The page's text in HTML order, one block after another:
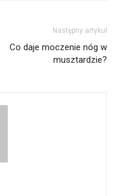
Następny artykuł
Co daje moczenie nóg w
musztardzie?